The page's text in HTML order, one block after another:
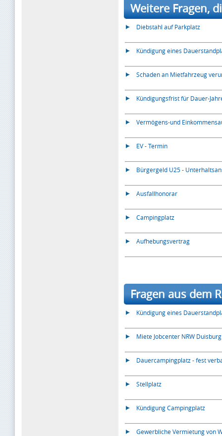
Weitere Fragen,
Diebstahl auf Parkplatz
Kündigung eines
Schaden an Mietfahrzeug
Kündigungsfrist für Dauer-
Vermögens-und
EV - Termin
Bürgergeld U25 -
Ausfallhonorar
Campingplatz
Aufhebungsvertrag
Fragen aus dem
Kündigung eines
Miete Jobcenter NRW Duisburg
Dauercampingplatz - fest
Stellplatz
Kündigung Campingplatz
Gewerbliche Vermietung von